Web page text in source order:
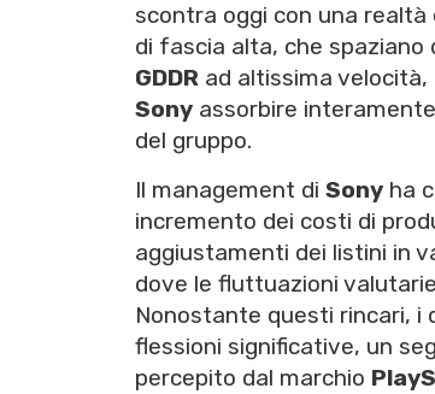
scontra oggi con una
di fascia alta, che
GDDR ad altissima
Sony assorbire
del gruppo.
Il management di Sony ha
incremento dei costi di
aggiustamenti dei listini in
dove le fluttuazioni
Nonostante questi rincari, i
flessioni significative, un
percepito dal marchio